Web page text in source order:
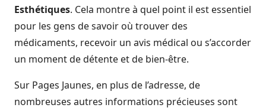
Esthétiques. Cela montre à quel point il est essentiel
pour les gens de savoir où trouver des
médicaments, recevoir un avis médical ou s’accorder
un moment de détente et de bien-être.
Sur Pages Jaunes, en plus de l’adresse, de
nombreuses autres informations précieuses sont